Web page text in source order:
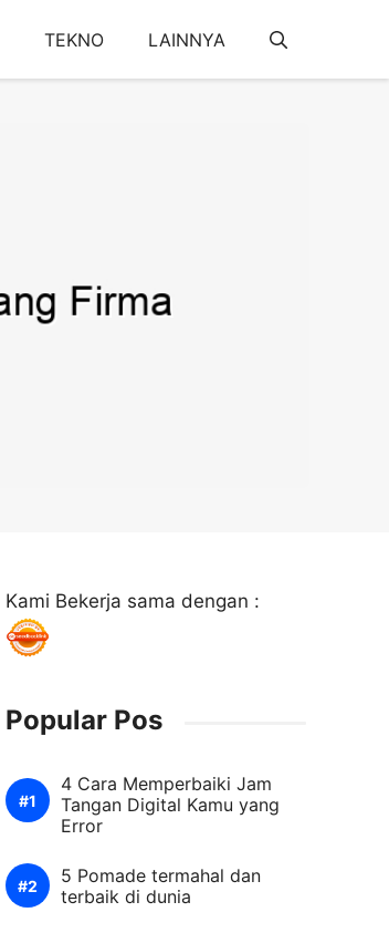
TEKNO LAINNYA
Kami Bekerja sama dengan :
Popular Pos
4 Cara Memperbaiki Jam
Tangan Digital Kamu yang
Error
5 Pomade termahal dan
terbaik di dunia